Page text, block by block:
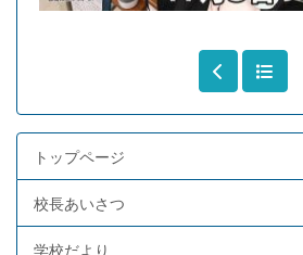
トップページ
校長あいさつ
学校だより